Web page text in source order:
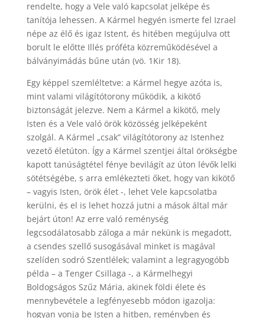
rendelte, hogy a Vele való kapcsolat jelképe és
tanítója lehessen. A Kármel hegyén ismerte fel Izrael
népe az élő és igaz Istent, és hitében megújulva ott
borult le előtte Illés próféta közreműködésével a
bálványimádás bűne után (vö. 1Kir 18).
Egy képpel szemléltetve: a Kármel hegye azóta is,
mint valami világítótorony működik, a kikötő
biztonságát jelezve. Nem a Kármel a kikötő, mely
Isten és a Vele való örök közösség jelképeként
szolgál. A Kármel „csak” világítótorony az Istenhez
vezető életúton. Így a Kármel szentjei által örökségbe
kapott tanúságtétel fénye bevilágít az úton lévők lelki
sötétségébe, s arra emlékezteti őket, hogy van kikötő
– vagyis Isten, örök élet -, lehet Vele kapcsolatba
kerülni, és el is lehet hozzá jutni a mások által már
bejárt úton! Az erre való reménység
legcsodálatosabb záloga a már nekünk is megadott,
a csendes szellő susogásával minket is magával
szelíden sodró Szentlélek; valamint a legragyogóbb
példa – a Tenger Csillaga -, a Kármelhegyi
Boldogságos Szűz Mária, akinek földi élete és
mennybevétele a legfényesebb módon igazolja:
hogyan vonja be Isten a hitben, reményben és